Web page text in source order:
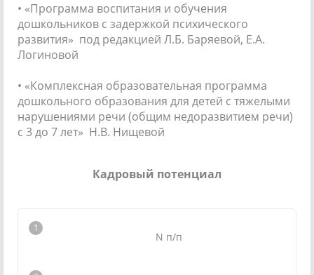
• «Программа воспитания и обучения
дошкольников с задержкой психического
развития» под редакцией Л.Б. Баряевой, Е.А.
Логиновой
• «Комплексная образовательная программа
дошкольного образования для детей с тяжелыми
нарушениями речи (общим недоразвитием речи)
с 3 до 7 лет» Н.В. Нищевой
Кадровый потенциал
N п/п